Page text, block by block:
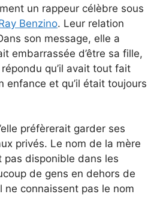
un rappeur célèbre sous
Benzino. Leur relation
son message, elle a
embarrassée d’être sa fille,
qu’il avait tout fait
enfance et qu’il était toujours
préfèrerait garder ses
privés. Le nom de la mère
pas disponible dans les
de gens en dehors de
ne connaissent pas le nom